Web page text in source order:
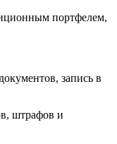
портфелем,
запись в
штрафов и